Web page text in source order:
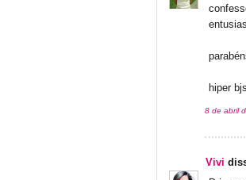
hiper bjs
8 de abril
Vivi